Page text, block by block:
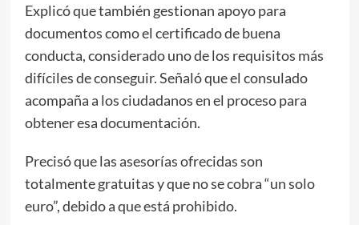
Explicó que también gestionan apoyo para
documentos como el certificado de buena
conducta, considerado uno de los requisitos más
difíciles de conseguir. Señaló que el consulado
acompaña a los ciudadanos en el proceso para
obtener esa documentación.
Precisó que las asesorías ofrecidas son
totalmente gratuitas y que no se cobra “un solo
euro”, debido a que está prohibido.